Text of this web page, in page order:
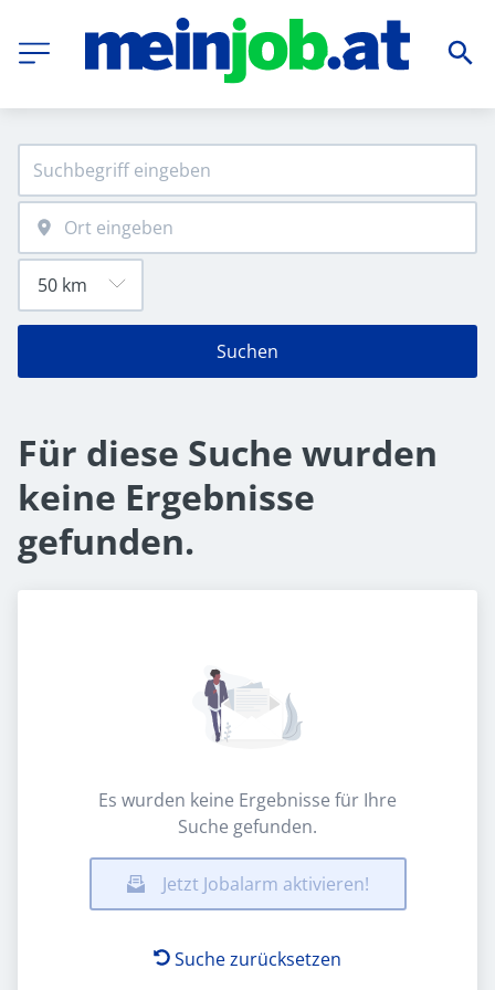
Suchen
Für diese Suche wurden
keine Ergebnisse
gefunden.
Es wurden keine Ergebnisse für Ihre
Suche gefunden.
Jetzt Jobalarm aktivieren!
Suche zurücksetzen